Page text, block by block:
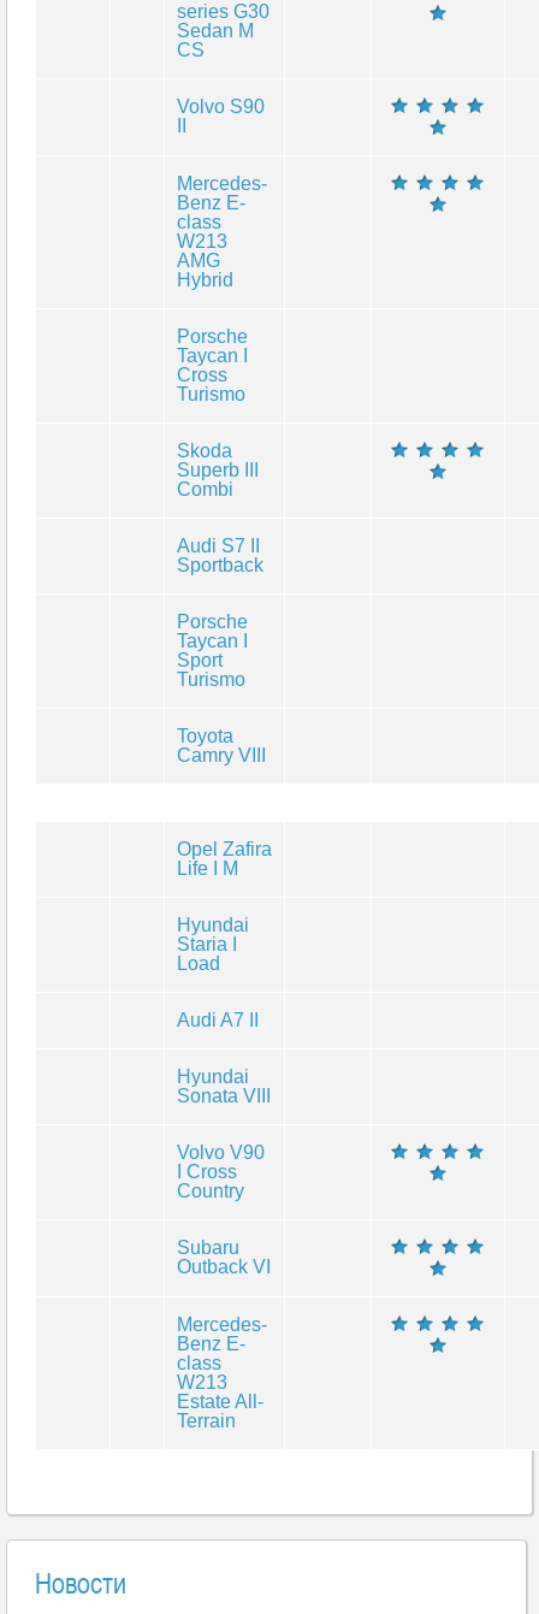
series G30
Sedan M
CS
Volvo S90
Mercedes-
Benz E-
class
W213
AMG
Hybrid
Porsche
Taycan I
Cross
Turismo
Skoda
Superb III
Combi
Audi S7 II
Sportback
Porsche
Taycan I
Sport
Turismo
Toyota
Camry VIII
Opel Zafira
Life I M
Hyundai
Staria I
Load
Audi A7 II
Hyundai
Sonata VIII
Volvo V90
I Cross
Country
Subaru
Outback VI
Mercedes-
Benz E-
class
W213
Estate All-
Terrain
Новости